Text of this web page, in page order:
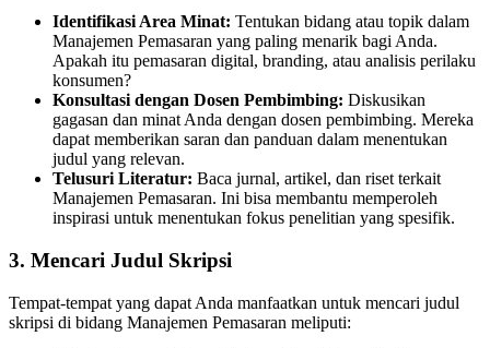
Identifikasi Area Minat: Tentukan bidang atau topik dalam
Manajemen Pemasaran yang paling menarik bagi Anda.
Apakah itu pemasaran digital, branding, atau analisis perilaku
konsumen?
Konsultasi dengan Dosen Pembimbing: Diskusikan
gagasan dan minat Anda dengan dosen pembimbing. Mereka
dapat memberikan saran dan panduan dalam menentukan
judul yang relevan.
Telusuri Literatur: Baca jurnal, artikel, dan riset terkait
Manajemen Pemasaran. Ini bisa membantu memperoleh
inspirasi untuk menentukan fokus penelitian yang spesifik.
3. Mencari Judul Skripsi
Tempat-tempat yang dapat Anda manfaatkan untuk mencari judul
skripsi di bidang Manajemen Pemasaran meliputi: